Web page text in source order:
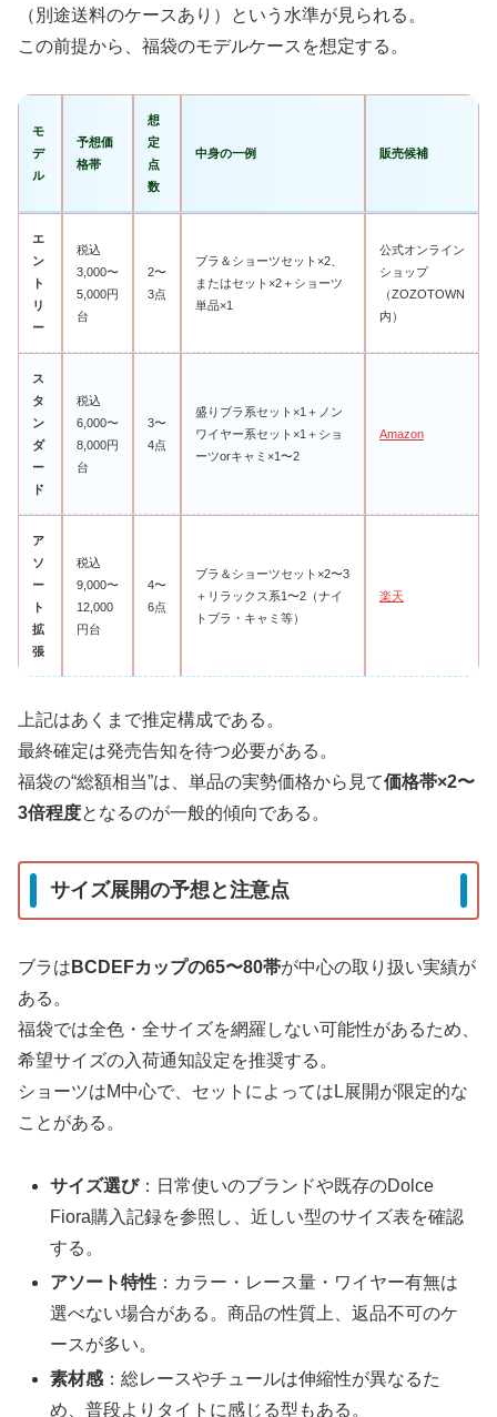
（別途送料のケースあり）という水準が見られる。
この前提から、福袋のモデルケースを想定する。
モ
デ
ル
予想価
格帯
想
定
点
数
中身の一例 販売候補
エ
ン
ト
リ
ー
税込
3,000〜
5,000円
台
2〜
3点
ブラ＆ショーツセット×2、
またはセット×2＋ショーツ
単品×1
公式オンライン
ショップ
（ZOZOTOWN
内）
ス
タ
ン
ダ
ー
ド
税込
6,000〜
8,000円
台
3〜
4点
盛りブラ系セット×1＋ノン
ワイヤー系セット×1＋ショ
ーツorキャミ×1〜2
Amazon
ア
ソ
ー
ト
拡
張
税込
9,000〜
12,000
円台
4〜
6点
ブラ＆ショーツセット×2〜3
＋リラックス系1〜2（ナイ
トブラ・キャミ等）
楽天
上記はあくまで推定構成である。
最終確定は発売告知を待つ必要がある。
福袋の“総額相当”は、単品の実勢価格から見て価格帯×2〜
3倍程度となるのが一般的傾向である。
サイズ展開の予想と注意点
ブラは BCDEFカップの65〜80帯が中心の取り扱い実績が
ある。
福袋では全色・全サイズを網羅しない可能性があるため、
希望サイズの入荷通知設定を推奨する。
ショーツはM中心で、セットによってはL展開が限定的な
ことがある。
サイズ選び：日常使いのブランドや既存のDolce
Fiora購入記録を参照し、近しい型のサイズ表を確認
する。
アソート特性 ：カラー・レース量・ワイヤー有無は
選べない場合がある。商品の性質上、返品不可のケ
ースが多い。
素材感 ：総レースやチュールは伸縮性が異なるた
め、普段よりタイトに感じる型もある。